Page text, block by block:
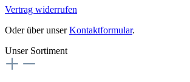
Vertrag widerrufen
Oder über unserKontaktformular.
Unser Sortiment